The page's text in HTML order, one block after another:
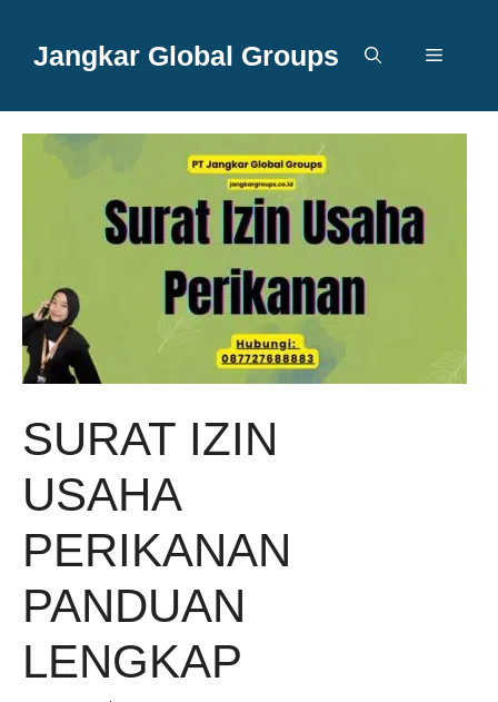
Jangkar Global Groups Menu
SURAT IZIN
USAHA
PERIKANAN
PANDUAN
LENGKAP